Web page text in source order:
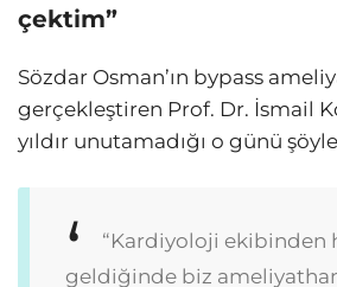
çektim”
Sözdar Osman’ın bypass
gerçekleştiren Prof. Dr. İsmail
yıldır unutamadığı o günü
“Kardiyoloji ekibinden
geldiğinde biz